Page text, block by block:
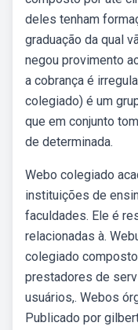
deles tenham
graduação da qual
negou provimento
a cobrança é
colegiado) é um
que em conjunto
de determinada.
Webo colegiado
instituições de
faculdades. Ele é
relacionadas à.
colegiado
prestadores de
usuários,. Webos
Publicado por